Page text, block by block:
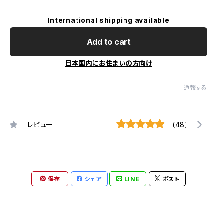
International shipping available
Add to cart
日本国内にお住まいの方向け
通報する
レビュー (48)
保存 シェア LINE ポスト